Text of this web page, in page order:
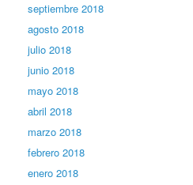
septiembre 2018
agosto 2018
julio 2018
junio 2018
mayo 2018
abril 2018
marzo 2018
febrero 2018
enero 2018